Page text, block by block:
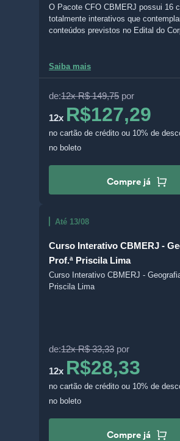
O Pacote CFO CBMERJ possui 16
totalmente interativos que
conteúdos previstos no Edital do
escolher entre diferentes formatos de
e fazer questões no próprio
comentários e anotações e baixar
RESUMOS com apenas um clique.
Saiba mais
de:12x R$ 149,75 por
12x R$127,29
no cartão de crédito ou 10% de
no boleto
Compre já
Até 13/08
Curso Interativo CBMERJ -
Prof.ª Priscila Lima
Curso Interativo CBMERJ -
Priscila Lima
de:12x R$ 33,33 por
12x R$28,33
no cartão de crédito ou 10% de
no boleto
Compre já